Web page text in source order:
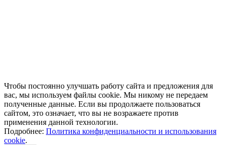
Чтобы постоянно улучшать работу сайта и предложения для
вас, мы используем файлы cookie. Мы никому не передаем
полученные данные. Если вы продолжаете пользоваться
сайтом, это означает, что вы не возражаете против
применения данной технологии.
Подробнее: Политика конфиденциальности и использования
cookie.